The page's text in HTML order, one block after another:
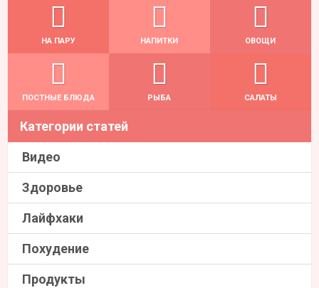
НА ПАРУ НАПИТКИ ОВОЩИ
ПОСТНЫЕ БЛЮДА РЫБА САЛАТЫ
Категории статей
Видео
Здоровье
Лайфхаки
Похудение
Продукты